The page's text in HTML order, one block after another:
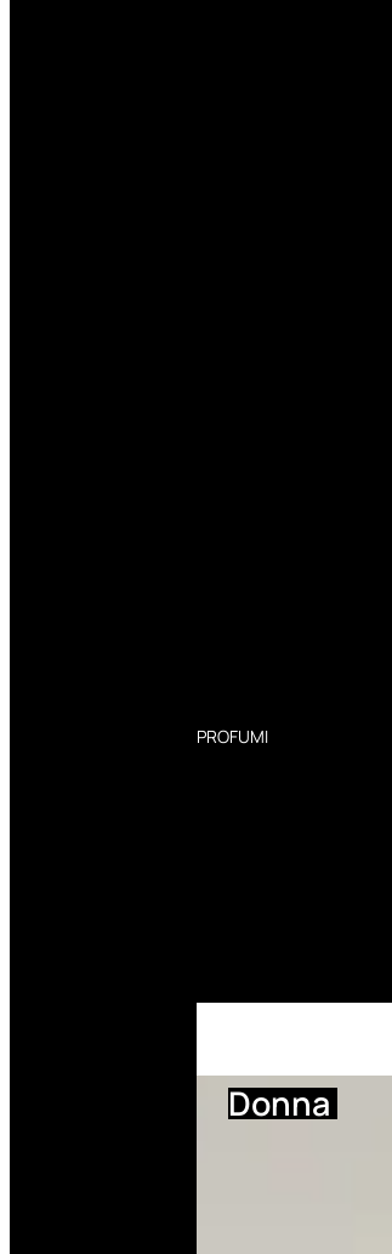
PROFUMI
Donna